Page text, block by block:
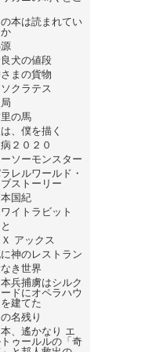
本は読まれてい
犬の値段
まの貨物
クラテス
の馬
、僕を描く
２０２０
ソーモンスター
レルワールド・
ストーリー
国紀
イトラビット
アックス
神のレストラン
き世界
兵捕虜はシルク
ドにオペラハウ
建てた
名残り
、遙かなり エ
ゥールルの「奇